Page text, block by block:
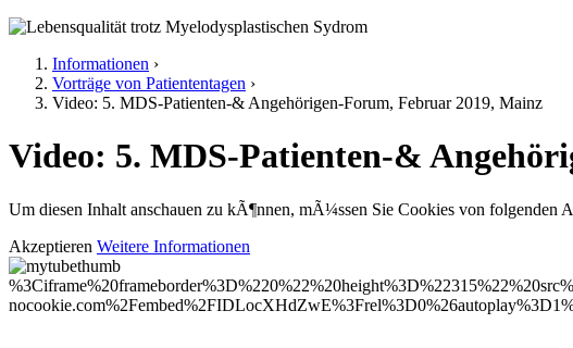
Sie sind hier
Informationen ›
Vorträge von Patiententagen ›
Video: 5. MDS-Patienten-& Angehörigen-Forum, Februar 2019, Mainz
Video: 5. MDS-Patienten-&
Um diesen Inhalt anschauen zu kÃ¶nnen, mÃ¼ssen Sie Cookies von folgenden
Akzeptieren Weitere Informationen